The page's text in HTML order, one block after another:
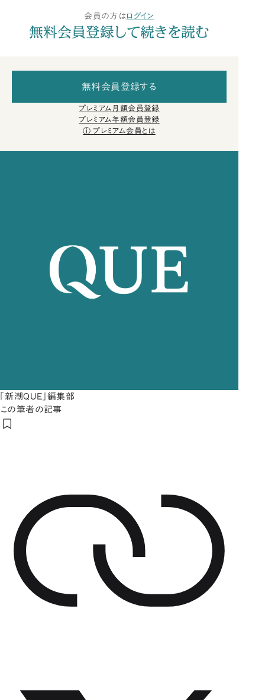
会員の方はログイン
無料会員登録して続きを読む
無料会員登録する
プレミアム月額会員登録
プレミアム年額会員登録
プレミアム会員とは
「新潮QUE」編集部
この筆者の記事